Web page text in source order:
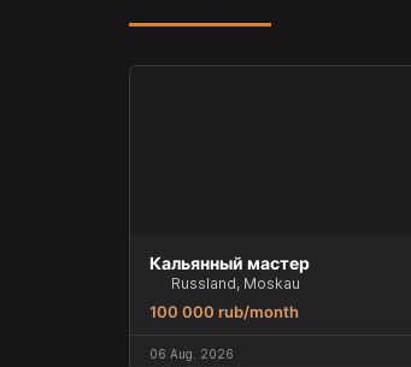
Кальянный мастер
Russland, Moskau
100 000 rub/month
06 Aug. 2026